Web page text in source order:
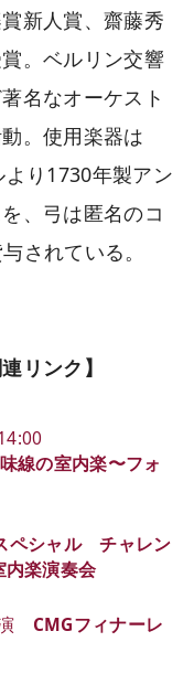
新人賞、齋藤秀
。ベルリン交響
名なオーケスト
。使用楽器は
り1730年製アン
、弓は匿名のコ
されている。
リンク】
線の室内楽〜フォ
ペシャル チャレン
内楽演奏会
CMGフィナーレ